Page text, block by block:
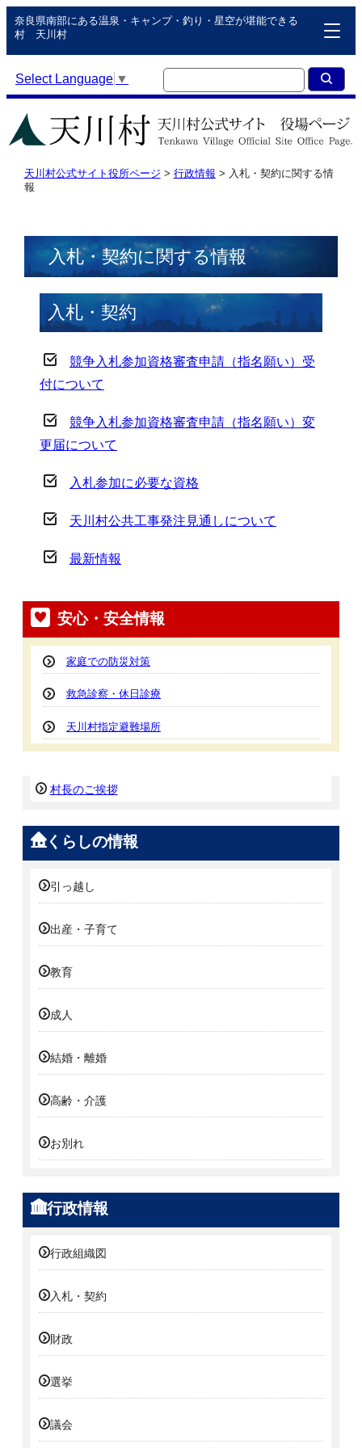
奈良県南部にある温泉・キャンプ・釣り・星空が堪能できる
村 天川村
Select Language ▼
天川村公式サイト役所ページ > 行政情報 > 入札・契約に関する情
報
入札・契約に関する情報
入札・契約
競争入札参加資格審査申請（指名願い）受
付について
競争入札参加資格審査申請（指名願い）変
更届について
入札参加に必要な資格
天川村公共工事発注見通しについて
最新情報
安心・安全情報
家庭での防災対策
救急診察・休日診療
天川村指定避難場所
村長のご挨拶
くらしの情報
引っ越し
出産・子育て
教育
成人
結婚・離婚
高齢・介護
お別れ
行政情報
行政組織図
入札・契約
財政
選挙
議会